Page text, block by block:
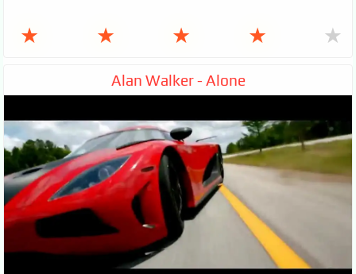
★ ★ ★ ★ ★
Alan Walker - Alone